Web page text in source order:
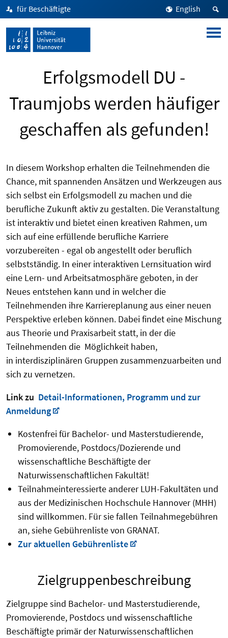
für Beschäftigte English
Erfolgsmodell DU -
Traumjobs werden häufiger
geschaffen als gefunden!
In diesem Workshop erhalten die Teilnehmenden die
Chance, mit spannenden Ansätzen und Werkzeugen aus
sich selbst ein Erfolgsmodell zu machen und die
berufliche Zukunft aktiv zu gestalten. Die Veranstaltung
ist interaktiv und bietet einen kreativen Rahmen, um
sich auf eine erfüllende berufliche Karriere
vorzubereiten - egal ob angestellt oder beruflich
selbstständig. In einer interaktiven Lernsituation wird
eine Lern- und Arbeitsatmosphäre geboten, in der
Neues entstehen kann und in welcher die
Teilnehmenden ihre Karriereplanung aus einer neuen
Perspektive erleben können. Dabei findet eine Mischung
aus Theorie und Praxisarbeit statt, in der die
Teilnehmenden die Möglichkeit haben,
in interdisziplinären Gruppen zusammenzuarbeiten und
sich zu vernetzen.
Link zu Detail-Informationen, Programm und zur
Anmeldung
Kostenfrei für Bachelor- und Masterstudierende,
Promovierende, Postdocs/Dozierende und
wissenschaftliche Beschäftigte der
Naturwissenschaftlichen Fakultät!
Teilnahmeinteressierte anderer LUH-Fakultäten und
aus der Medizinischen Hochschule Hannover (MHH)
sind willkommen. Für sie fallen Teilnahmegebühren
an, siehe Gebührenliste von GRANAT.
Zur aktuellen Gebührenliste
Zielgruppenbeschreibung
Zielgruppe sind Bachelor- und Masterstudierende,
Promovierende, Postdocs und wissenschaftliche
Beschäftigte primär der Naturwissenschaftlichen